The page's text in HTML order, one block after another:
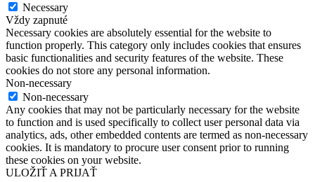
Necessary
Vždy zapnuté
Necessary cookies are absolutely essential for the website to
function properly. This category only includes cookies that ensures
basic functionalities and security features of the website. These
cookies do not store any personal information.
Non-necessary
Non-necessary
Any cookies that may not be particularly necessary for the website
to function and is used specifically to collect user personal data via
analytics, ads, other embedded contents are termed as non-necessary
cookies. It is mandatory to procure user consent prior to running
these cookies on your website.
ULOŽIŤ A PRIJAŤ